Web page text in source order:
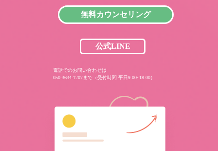
無料カウンセリング
公式LINE
電話でのお問い合わせは
050-3634-1207まで（受付時間 平日9:00~18:00）